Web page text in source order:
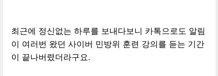
최근에 정신없는 하루를 보내다보니 카톡으로도 알림
이 여러번 왔던 사이버 민방위 훈련 강의를 듣는 기간
이 끝나버렸더라구요.